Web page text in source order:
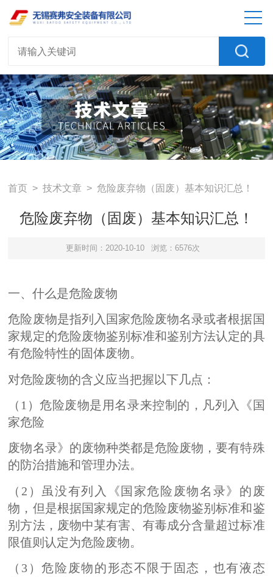
首页 >技术文章 > 危险废弃物（固废）基本知识汇总！
危险废弃物（固废）基本知识汇总！
更新时间：2020-10-10 浏览：6576次
一、什么是危险废物
危险废物是指列入国家危险废物名录或者根据国
家规定的危险废物鉴别标准和鉴别方法认定的具
有危险特性的固体废物。
对危险废物的含义应当把握以下几点：
（1）危险废物是用名录来控制的，凡列入《国
家危险
废物名录》的废物种类都是危险废物，要有特殊
的防治措施和管理办法。
（2）虽没有列入《国家危险废物名录》的废
物，但是根据国家规定的危险废物鉴别标准和鉴
别方法，废物中某有害、有毒成分含量超过标准
限值则认定为危险废物。
（3）危险废物的形态不限于固态，也有液态